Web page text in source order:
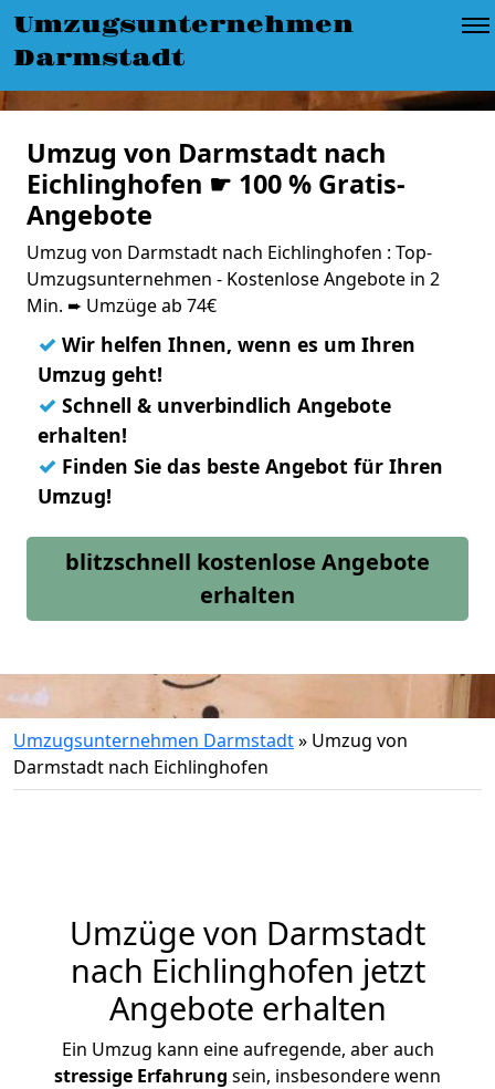
Umzugsunternehmen
Darmstadt
Umzug von Darmstadt nach
Eichlinghofen ☛ 100 % Gratis-
Angebote
Umzug von Darmstadt nach Eichlinghofen : Top-
Umzugsunternehmen - Kostenlose Angebote in 2
Min. ➨ Umzüge ab 74€
✓ Wir helfen Ihnen, wenn es um Ihren
Umzug geht!
✓ Schnell & unverbindlich Angebote
erhalten!
✓ Finden Sie das beste Angebot für Ihren
Umzug!
blitzschnell kostenlose Angebote
erhalten
Umzugsunternehmen Darmstadt» Umzug von
Darmstadt nach Eichlinghofen
Umzüge von Darmstadt
nach Eichlinghofen jetzt
Angebote erhalten
Ein Umzug kann eine aufregende, aber auch
stressige Erfahrung sein, insbesondere wenn